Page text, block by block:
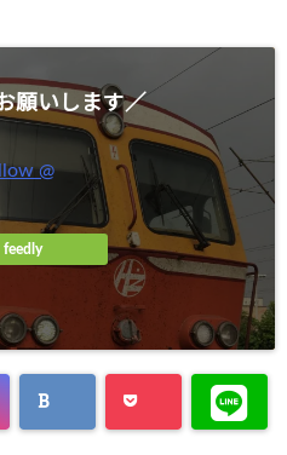
願いします／
@
feedly